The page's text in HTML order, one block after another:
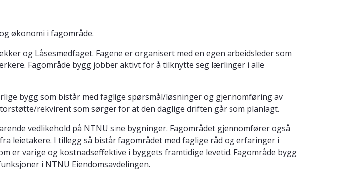
økonomi i fagområde.
og Låsesmedfaget. Fagene er organisert med en egen arbeidsleder som
Fagområde bygg jobber aktivt for å tilknytte seg lærlinger i alle
bygg som bistår med faglige spørsmål/løsninger og gjennomføring av
rekvirent som sørger for at den daglige driften går som planlagt.
vedlikehold på NTNU sine bygninger. Fagområdet gjennomfører også
leietakere. I tillegg så bistår fagområdet med faglige råd og erfaringer i
er varige og kostnadseffektive i byggets framtidige levetid. Fagområde bygg
i NTNU Eiendomsavdelingen.